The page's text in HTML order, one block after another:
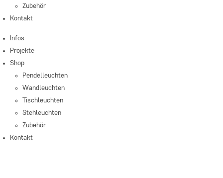
Zubehör
Kontakt
Infos
Projekte
Shop
Pendelleuchten
Wandleuchten
Tischleuchten
Stehleuchten
Zubehör
Kontakt